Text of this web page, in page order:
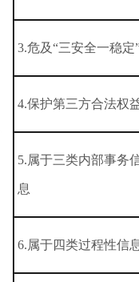
3.危及“三安全一稳定
4.保护第三方合法权
5.属于三类内部事务
息
6.属于四类过程性信